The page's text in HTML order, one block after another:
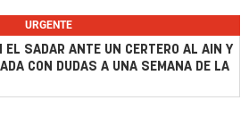
URGENTE
EL SADAR ANTE UN CERTERO AL AIN Y
CON DUDAS A UNA SEMANA DE LA